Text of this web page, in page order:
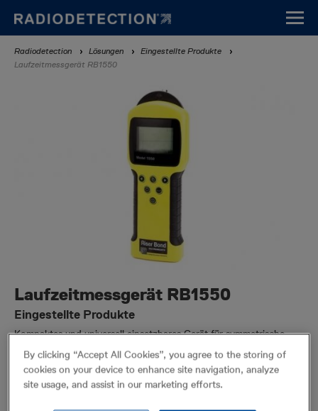
zum
Inhalt
Breadcrumb
Radiodetection Lösungen
Eingestellte Produkte
Laufzeitmessgerät RB1550
Laufzeitmessgerät RB1550
Eingestellte Produkte
Kompaktes und universell einsetzbares Gerät für symmetrische,
koaxiale und unter Spannung stehende Kabel.
Kompaktes und universell einsetzbares Gerät für symmetrische,
By clicking “Accept All Cookies”, you agree to the storing of
cookies on your device to enhance site navigation, analyze
site usage, and assist in our marketing efforts.